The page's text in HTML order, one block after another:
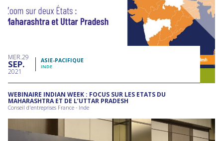
MER 29
SEP
2021
ASIE-PACIFIQUE
INDE
WEBINAIRE INDIAN WEEK : FOCUS SUR LES ETATS DU
MAHARASHTRA ET DE L’UTTAR PRADESH
Conseil d'entreprises France - Inde